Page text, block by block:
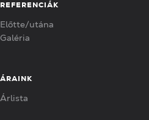
REFERENCIÁK
Előtte/utána
Galéria
ÁRAINK
Árlista